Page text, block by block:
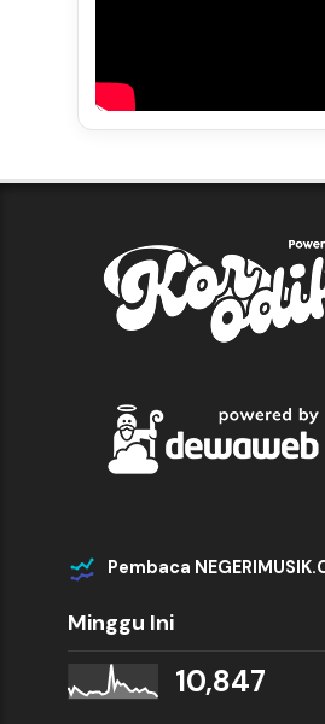
Pembaca
Minggu Ini
10,847